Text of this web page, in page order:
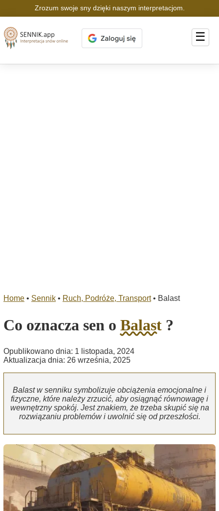
Zrozum swoje sny dzięki naszym interpretacjom.
☰
Home • Sennik • Ruch, Podróże, Transport • Balast
Co oznacza sen o Balast ?
Opublikowano dnia: 1 listopada, 2024
Aktualizacja dnia: 26 września, 2025
Balast w senniku symbolizuje obciążenia emocjonalne i
fizyczne, które należy zrzucić, aby osiągnąć równowagę i
wewnętrzny spokój. Jest znakiem, że trzeba skupić się na
rozwiązaniu problemów i uwolnić się od przeszłości.